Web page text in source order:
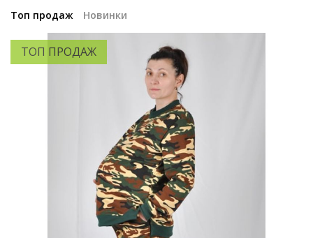
Топ продаж Новинки
ТОП ПРОДАЖ